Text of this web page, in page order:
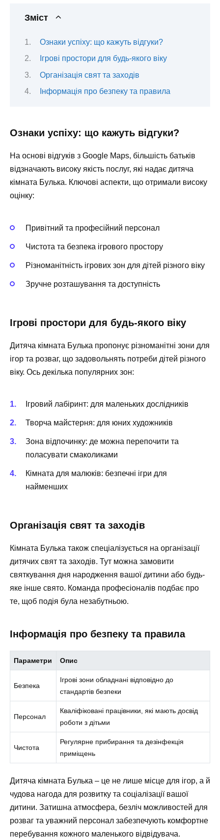
Зміст
Ознаки успіху: що кажуть відгуки?
Ігрові простори для будь-якого віку
Організація свят та заходів
Інформація про безпеку та правила
Ознаки успіху: що кажуть відгуки?
На основі відгуків з Google Maps, більшість батьків
відзначають високу якість послуг, які надає дитяча
кімната Булька. Ключові аспекти, що отримали високу
оцінку:
Привітний та професійний персонал
Чистота та безпека ігрового простору
Різноманітність ігрових зон для дітей різного віку
Зручне розташування та доступність
Ігрові простори для будь-якого віку
Дитяча кімната Булька пропонує різноманітні зони для
ігор та розваг, що задовольнять потреби дітей різного
віку. Ось декілька популярних зон:
Ігровий лабіринт: для маленьких дослідників
Творча майстерня: для юних художників
Зона відпочинку: де можна перепочити та
поласувати смаколиками
Кімната для малюків: безпечні ігри для
найменших
Організація свят та заходів
Кімната Булька також спеціалізується на організації
дитячих свят та заходів. Тут можна замовити
святкування дня народження вашої дитини або будь-
яке інше свято. Команда професіоналів подбає про
те, щоб подія була незабутньою.
Інформація про безпеку та правила
Параметри Опис
Безпека
Ігрові зони обладнані відповідно до
стандартів безпеки
Персонал
Кваліфіковані працівники, які мають досвід
роботи з дітьми
Чистота
Регулярне прибирання та дезінфекція
приміщень
Дитяча кімната Булька – це не лише місце для ігор, а й
чудова нагода для розвитку та соціалізації вашої
дитини. Затишна атмосфера, безліч можливостей для
розваг та уважний персонал забезпечують комфортне
перебування кожного маленького відвідувача.